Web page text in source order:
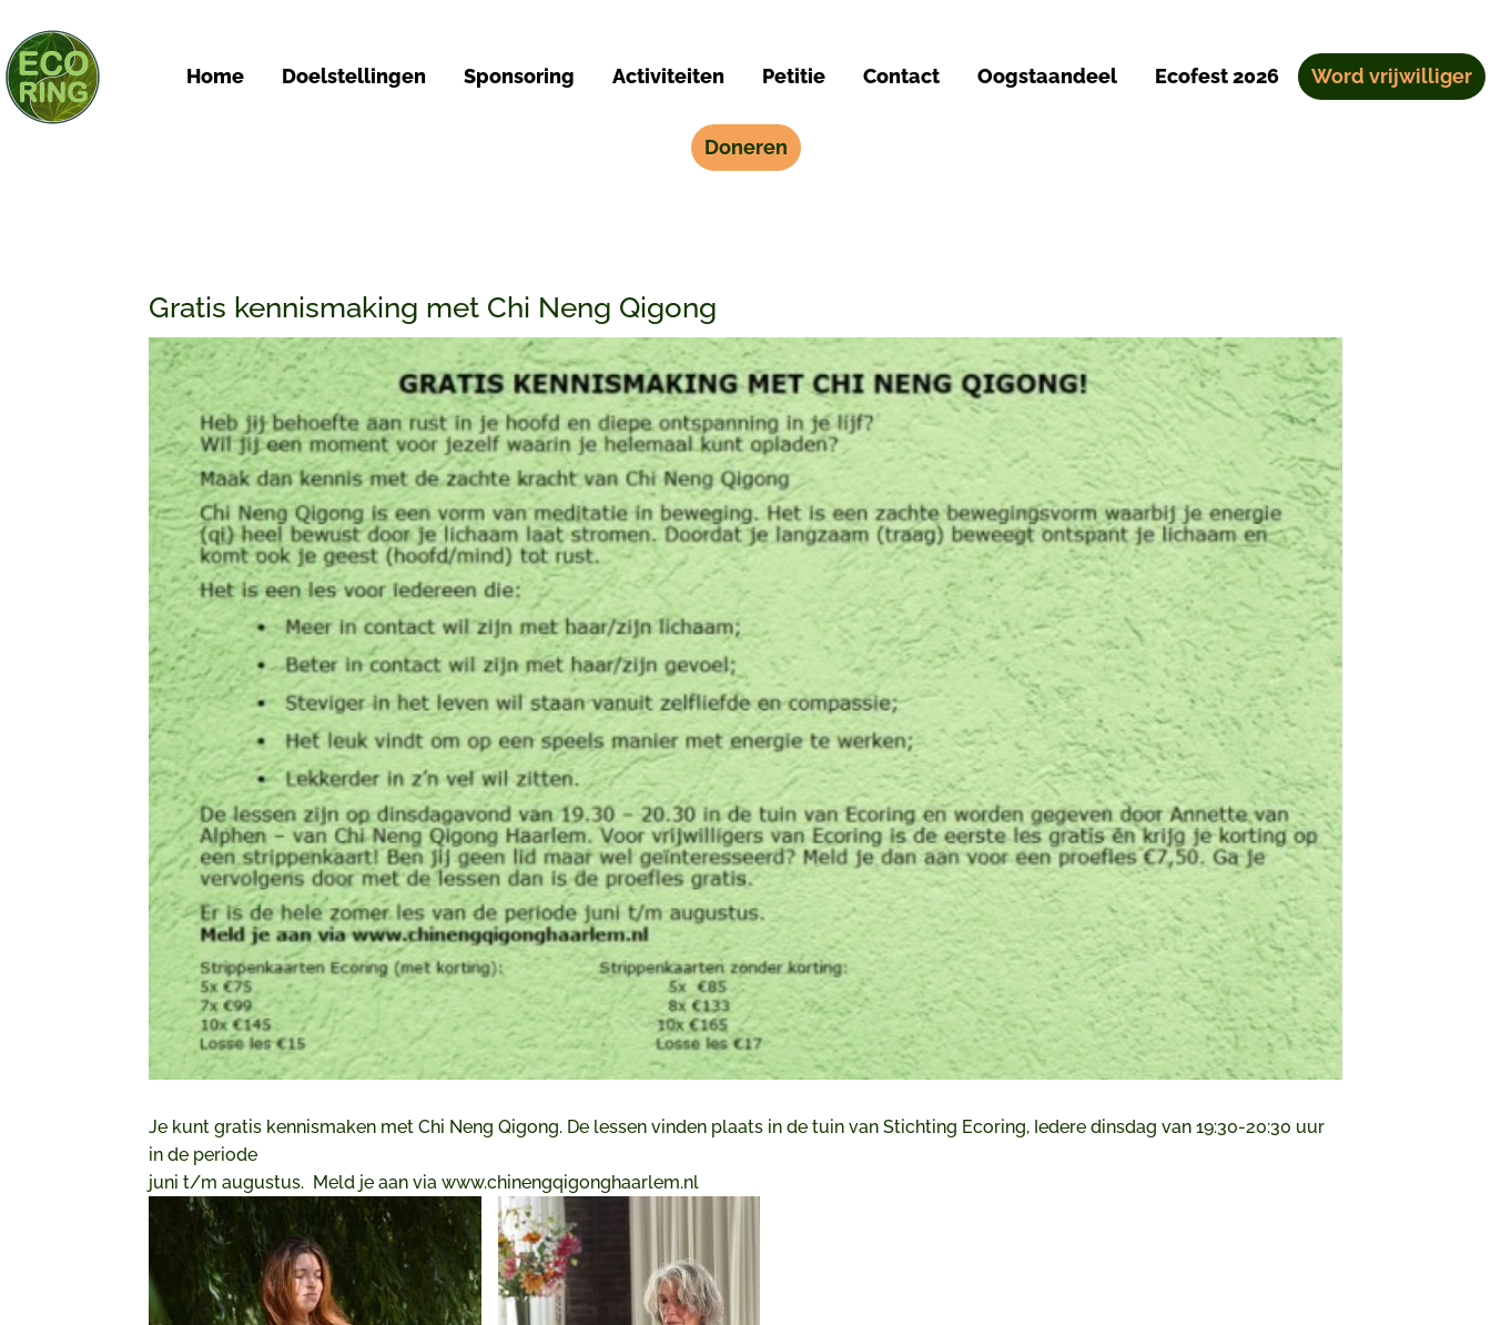
Home Doelstellingen Sponsoring Activiteiten Petitie Contact Oogstaandeel Ecofest 2026 Word vrijwilliger
Doneren
Gratis kennismaking met Chi Neng Qigong
Je kunt gratis kennismaken met Chi Neng Qigong. De lessen vinden plaats in de tuin van Stichting Ecoring, Iedere dinsdag van 19:30-20:30 uur
in de periode
juni t/m augustus. Meld je aan via www.chinengqigonghaarlem.nl